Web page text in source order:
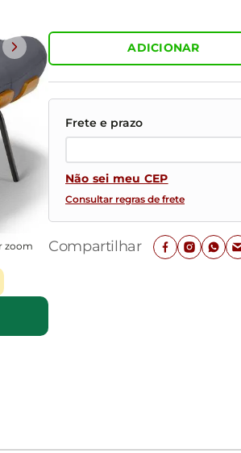
zoom
ADICIONAR
Não sei meu CEP
Consultar regras de frete
Compartilhar